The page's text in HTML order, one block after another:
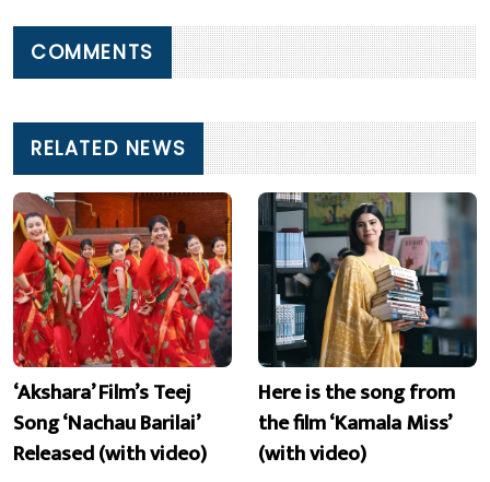
COMMENTS
RELATED NEWS
‘Akshara’ Film’s Teej
Song ‘Nachau Barilai’
Released (with video)
Here is the song from
the film ‘Kamala Miss’
(with video)